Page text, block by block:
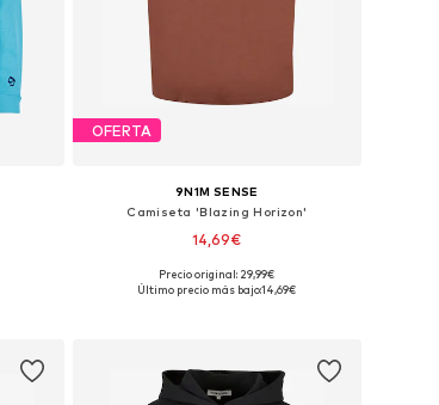
OFERTA
9N1M SENSE
Camiseta 'Blazing Horizon'
14,69€
Tallas disponibles: L
Precio original: 29,99€
Último precio más bajo:14,69€